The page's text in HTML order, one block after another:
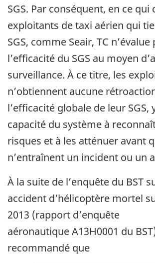
SGS. Par conséquent, en ce qui
exploitants de taxi aérien qui
SGS, comme Seair, TC n’évalue
l’efficacité du SGS au moyen
surveillance. À ce titre, les
n’obtiennent aucune
l’efficacité globale de leur SGS,
capacité du système à
risques et à les atténuer avant
n’entraînent un incident ou un
À la suite de l’enquête du BST
accident d’hélicoptère mortel
2013 (rapport d’enquête
aéronautique A13H0001 du
recommandé que